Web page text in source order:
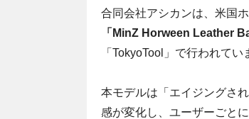
合同会社アシカンは、米国
「MinZ Horween Leather
「TokyoTool」で行われてい
本モデルは「エイジングさ
感が変化し、ユーザーごと